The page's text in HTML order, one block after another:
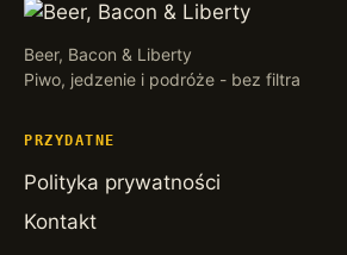
Beer, Bacon & Liberty
Piwo, jedzenie i podróże - bez filtra
PRZYDATNE
Polityka prywatności
Kontakt